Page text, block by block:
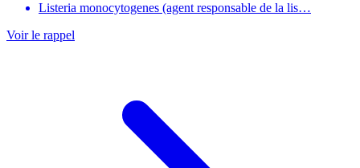
Listeria monocytogenes (agent responsable de la lis…
Voir le rappel